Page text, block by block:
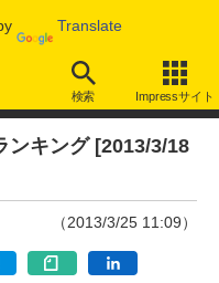
Translate
検索 Impressサイト
ンキング [2013/3/18
（2013/3/25 11:09）